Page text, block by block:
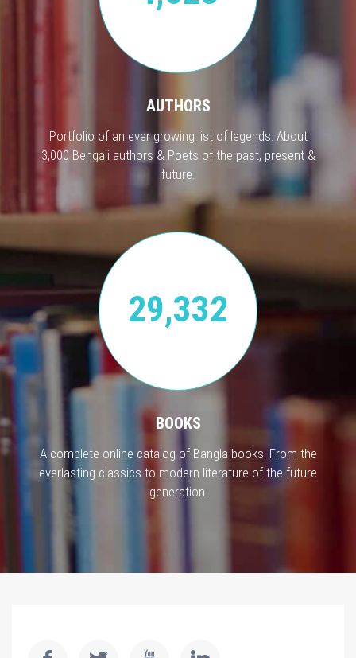
AUTHORS
Portfolio of an ever growing list of legends. About
3,000 Bengali authors & Poets of the past, present &
future.
29,332
BOOKS
A complete online catalog of Bangla books. From the
everlasting classics to modern literature of the future
generation.